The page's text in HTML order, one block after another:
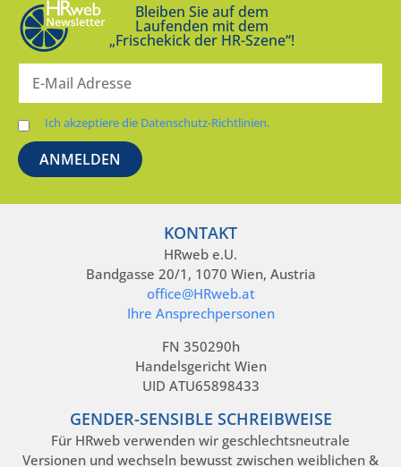
Bleiben Sie auf dem
Laufenden mit dem
„Frischekick der HR-Szene“!
Ich akzeptiere die Datenschutz-Richtlinien.
KONTAKT
HRweb e.U.
Bandgasse 20/1, 1070 Wien, Austria
office@HRweb.at
Ihre Ansprechpersonen
FN 350290h
Handelsgericht Wien
UID ATU65898433
GENDER-SENSIBLE SCHREIBWEISE
Für HRweb verwenden wir geschlechtsneutrale
Versionen und wechseln bewusst zwischen weiblichen &